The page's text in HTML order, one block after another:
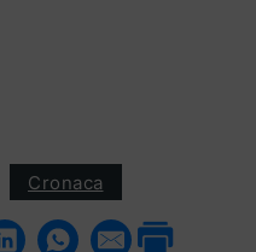
Cronaca